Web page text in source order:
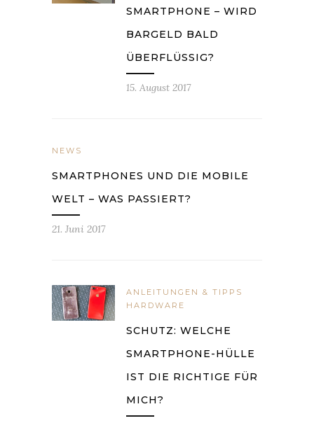
SMARTPHONE – WIRD
BARGELD BALD
ÜBERFLÜSSIG?
15. August 2017
NEWS
SMARTPHONES UND DIE MOBILE
WELT – WAS PASSIERT?
21. Juni 2017
ANLEITUNGEN & TIPPS
HARDWARE
SCHUTZ: WELCHE
SMARTPHONE-HÜLLE
IST DIE RICHTIGE FÜR
MICH?